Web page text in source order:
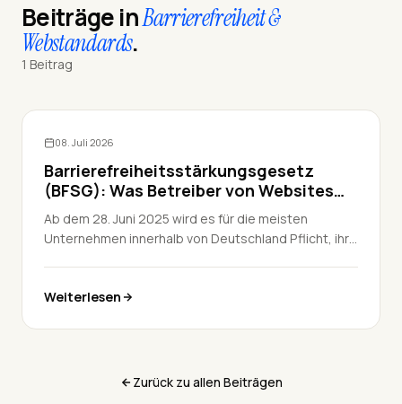
Beiträge inBarrierefreiheit &
Webstandards.
1 Beitrag
Barrierefreiheit & Webstandards
08. Juli 2026
Barrierefreiheitsstärkungsgesetz
(BFSG): Was Betreiber von Websites
und Online-Shops ab 2025 wissen
müssen
Ab dem 28. Juni 2025 wird es für die meisten
Unternehmen innerhalb von Deutschland Pflicht, ihre
digitale Terminals wie Fahrkarten- oder
älteren Menschen oder Menschen mit
Weiterlesen
Zurück zu allen Beiträgen